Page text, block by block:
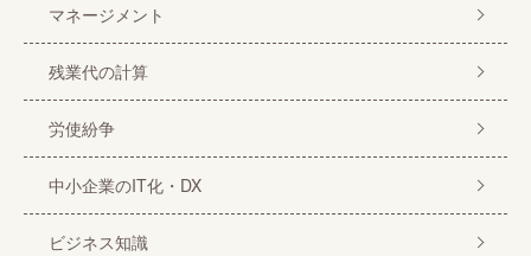
マネージメント
残業代の計算
労使紛争
中小企業のIT化・DX
ビジネス知識